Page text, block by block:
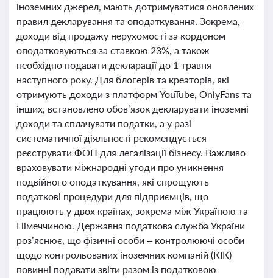
іноземних джерел, мають дотримуватися оновлених
правил декларування та оподаткування. Зокрема,
доходи від продажу нерухомості за кордоном
оподатковуються за ставкою 23%, а також
необхідно подавати декларації до 1 травня
наступного року. Для блогерів та креаторів, які
отримують доходи з платформ YouTube, OnlyFans та
інших, встановлено обов’язок декларувати іноземні
доходи та сплачувати податки, а у разі
систематичної діяльності рекомендується
реєструвати ФОП для легалізації бізнесу. Важливо
враховувати міжнародні угоди про уникнення
подвійного оподаткування, які спрощують
податкові процедури для підприємців, що
працюють у двох країнах, зокрема між Україною та
Німеччиною. Державна податкова служба України
роз’яснює, що фізичні особи – контролюючі особи
щодо контрольованих іноземних компаній (КІК)
повинні подавати звіти разом із податковою